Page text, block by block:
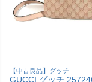
【中古良品】グッチ
GUCCI グッチ 257246 GG ロ